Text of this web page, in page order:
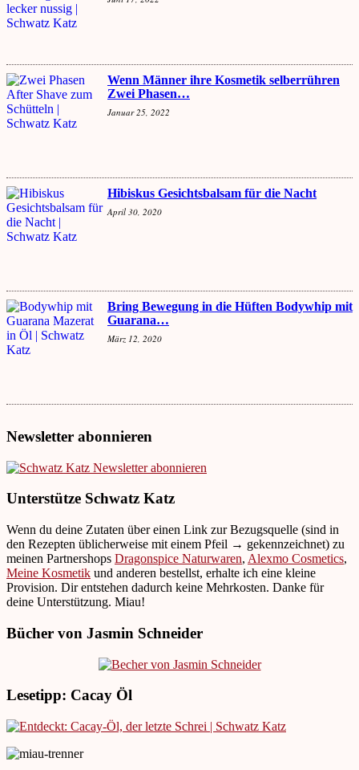
Wenn Männer ihre Kosmetik selberrühren
Zwei Phasen…
Januar 25, 2022
Hibiskus Gesichtsbalsam für die Nacht
April 30, 2020
Bring Bewegung in die Hüften Bodywhip mit
Guarana…
März 12, 2020
Newsletter abonnieren
Unterstütze Schwatz Katz
Wenn du deine Zutaten über einen Link zur Bezugsquelle (sind in
den Rezepten üblicherweise mit einem Pfeil → gekennzeichnet) zu
meinen Partnershops Dragonspice Naturwaren, Alexmo Cosmetics,
Meine Kosmetik und anderen bestellst, erhalte ich eine kleine
Provision. Dir entstehen dadurch keine Mehrkosten. Danke für
deine Unterstützung. Miau!
Bücher von Jasmin Schneider
Lesetipp: Cacay Öl